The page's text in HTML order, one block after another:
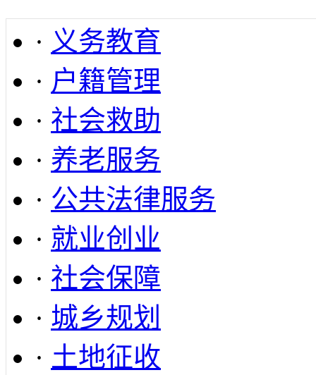
· 义务教育
· 户籍管理
· 社会救助
· 养老服务
· 公共法律服务
· 就业创业
· 社会保障
· 城乡规划
· 土地征收